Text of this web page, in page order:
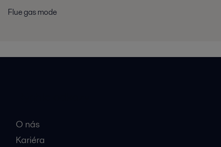
Flue gas mode
O nás
Kariéra